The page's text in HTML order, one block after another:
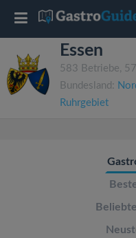
Essen
583 Betriebe,
Bundesland:
Ruhrgebiet
T
o